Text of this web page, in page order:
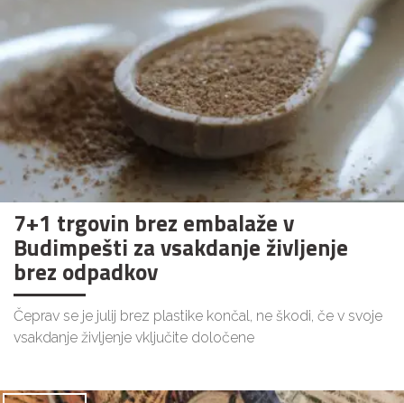
7+1 trgovin brez embalaže v
Budimpešti za vsakdanje življenje
brez odpadkov
Čeprav se je julij brez plastike končal, ne škodi, če v svoje
vsakdanje življenje vključite določene